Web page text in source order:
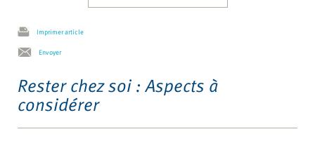
Imprimer article
Envoyer
Rester chez soi : Aspects à
considérer